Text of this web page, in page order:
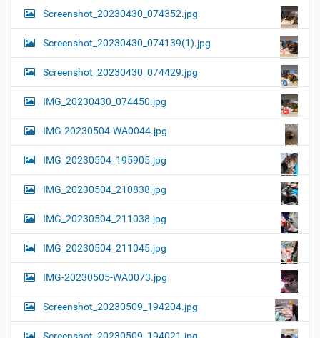
Screenshot_20230430_074352.jpg
Screenshot_20230430_074139(1).jpg
Screenshot_20230430_074429.jpg
IMG_20230430_074450.jpg
IMG-20230504-WA0044.jpg
IMG_20230504_195905.jpg
IMG_20230504_210838.jpg
IMG_20230504_211038.jpg
IMG_20230504_211045.jpg
IMG-20230505-WA0073.jpg
Screenshot_20230509_194204.jpg
Screenshot_20230509_194021.jpg